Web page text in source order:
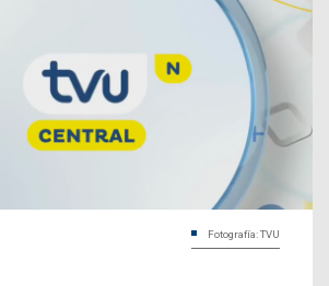
Fotografía: TVU